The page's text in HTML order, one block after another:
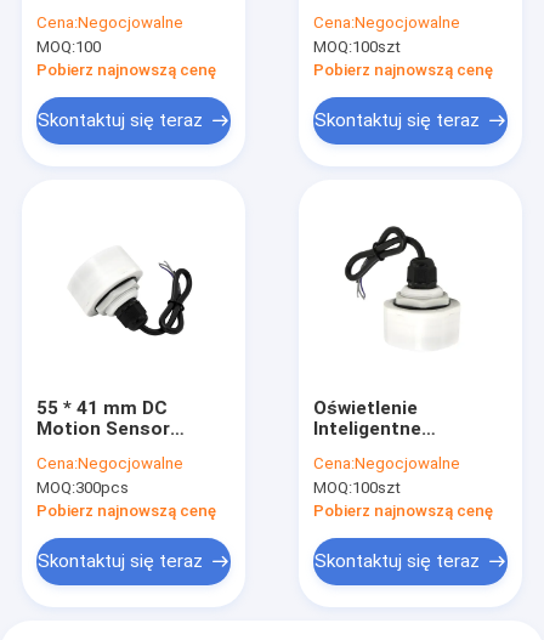
Batch Over FCC
Doskonała
odporność
Cena:Negocjowalne
MOQ:100
Pobierz najnowszą cenę
Skontaktuj się teraz
wbudowany
akumulator litowo-
jonowy KE004-
Cena:Negocjowalne
MOQ:100szt
Pobierz najnowszą cenę
Skontaktuj się teraz
55 * 41 mm DC
Motion Sensor
Wykrywanie wysokiej
czułości
Cena:Negocjowalne
MOQ:300pcs
Pobierz najnowszą cenę
Skontaktuj się teraz
Oświetlenie
Inteligentne
czujnikami
mikrofalowymi
MC079D RC High Bay
Cena:Negocjowalne
MOQ:100szt
Pobierz najnowszą cenę
Skontaktuj się teraz